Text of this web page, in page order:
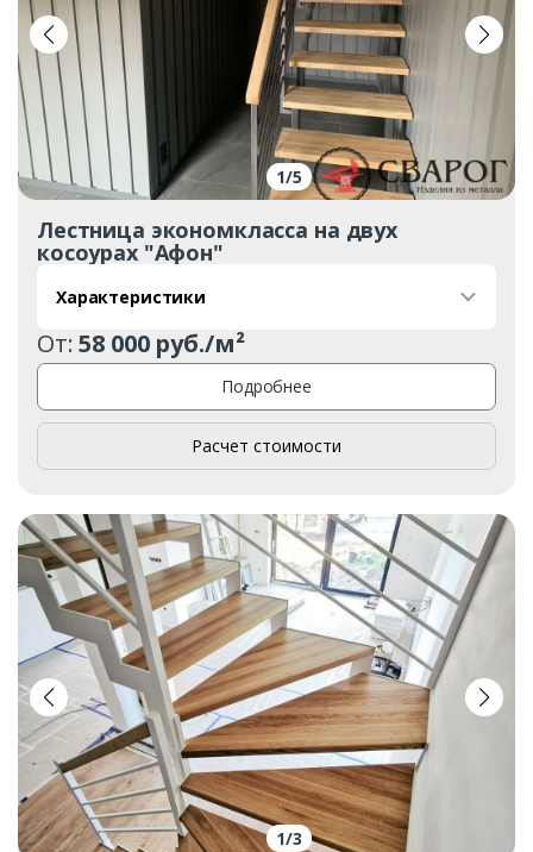
1/5
Лестница экономкласса на двух
косоурах "Афон"
Характеристики
От:58 000 руб./м²
Подробнее
Расчет стоимости
1/3